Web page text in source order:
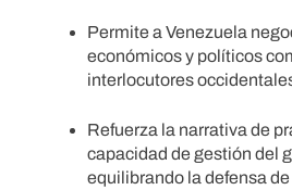
Permite a Venezuela
económicos y políticos
interlocutores
Refuerza la narrativa de
capacidad de gestión del
equilibrando la defensa